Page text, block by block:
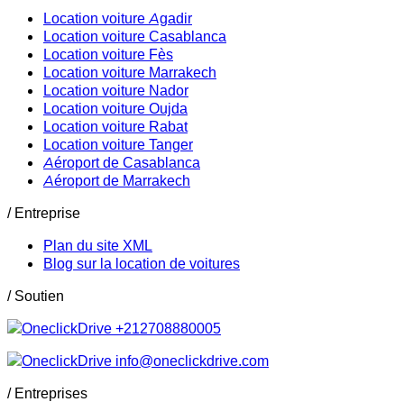
Location voiture Agadir
Location voiture Casablanca
Location voiture Fès
Location voiture Marrakech
Location voiture Nador
Location voiture Oujda
Location voiture Rabat
Location voiture Tanger
Aéroport de Casablanca
Aéroport de Marrakech
/ Entreprise
Plan du site XML
Blog sur la location de voitures
/ Soutien
+212708880005
info@oneclickdrive.com
/ Entreprises